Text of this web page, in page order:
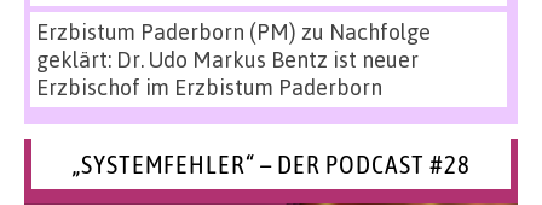
Erzbistum Paderborn (PM) zu Nachfolge
geklärt: Dr. Udo Markus Bentz ist neuer
Erzbischof im Erzbistum Paderborn
„SYSTEMFEHLER“ – DER PODCAST #28